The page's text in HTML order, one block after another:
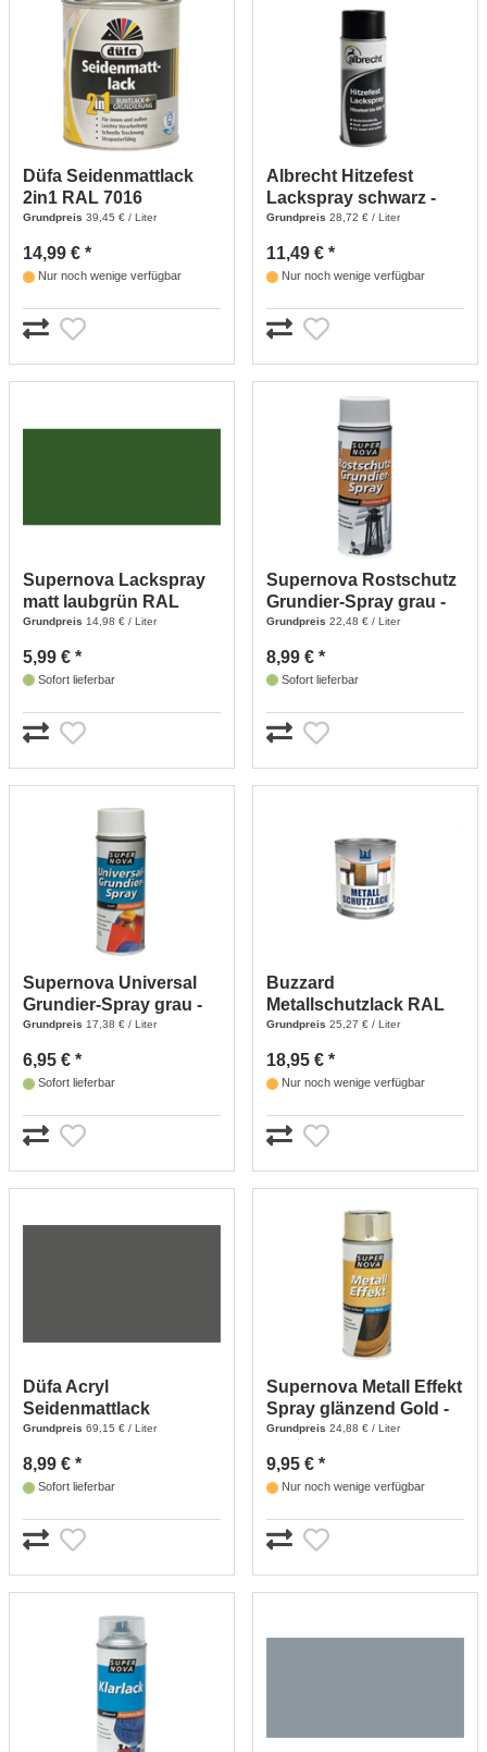
Düfa Seidenmattlack
2in1 RAL 7016
Anthrazitgrau- 375 ml
Grundpreis 39,45 € / Liter
14,99 € *
Nur noch wenige verfügbar
Albrecht Hitzefest
Lackspray schwarz -
400 ml
Grundpreis 28,72 € / Liter
11,49 € *
Nur noch wenige verfügbar
Supernova Lackspray
matt laubgrün RAL
6002 - 400 ml
Grundpreis 14,98 € / Liter
5,99 € *
Sofort lieferbar
Supernova Rostschutz
Grundier-Spray grau -
400 ml
Grundpreis 22,48 € / Liter
8,99 € *
Sofort lieferbar
Supernova Universal
Grundier-Spray grau -
400 ml
Grundpreis 17,38 € / Liter
6,95 € *
Sofort lieferbar
Buzzard
Metallschutzlack RAL
7016 anthrazit - 750 ml
Grundpreis 25,27 € / Liter
18,95 € *
Nur noch wenige verfügbar
Düfa Acryl
Seidenmattlack
anthrazit - 125 ml
Grundpreis 69,15 € / Liter
8,99 € *
Sofort lieferbar
Supernova Metall Effekt
Spray glänzend Gold -
400 ml
Grundpreis 24,88 € / Liter
9,95 € *
Nur noch wenige verfügbar